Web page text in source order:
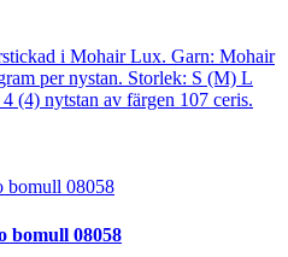
i Mohair Lux. Garn: Mohair
per nystan. Storlek: S (M) L
(4) nytstan av färgen 107 ceris.
bomull 08058